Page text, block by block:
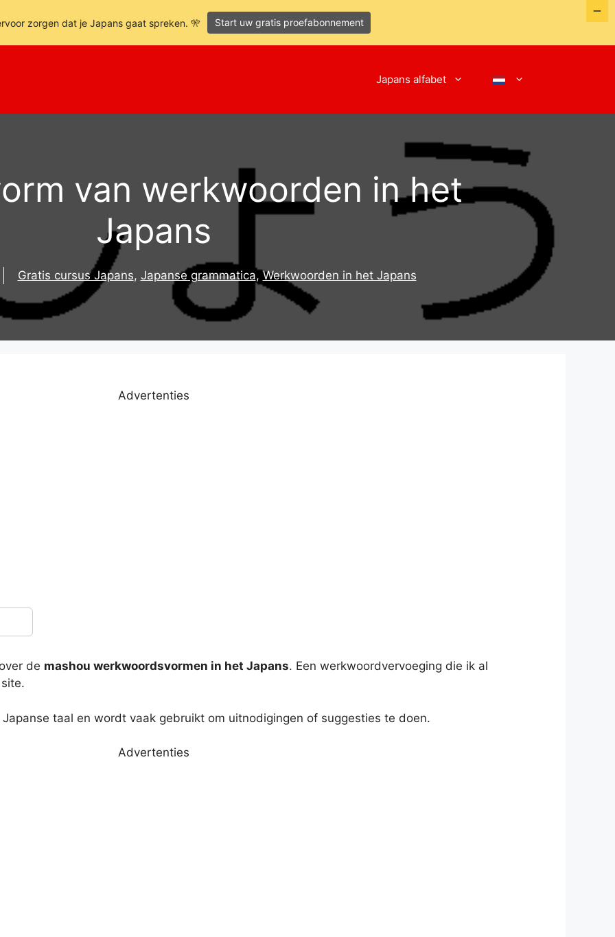
Japans alfabet
van werkwoorden in het
Japans
Gratis cursus Japans, Japanse grammatica,Werkwoorden in het Japans
Advertenties
de mashou werkwoordsvormen in het Japans. Een werkwoordvervoeging die ik al
taal en wordt vaak gebruikt om uitnodigingen of suggesties te doen.
Advertenties
zorgen dat je Japans gaat spreken. 🎌 Start uw gratis proefabonnement